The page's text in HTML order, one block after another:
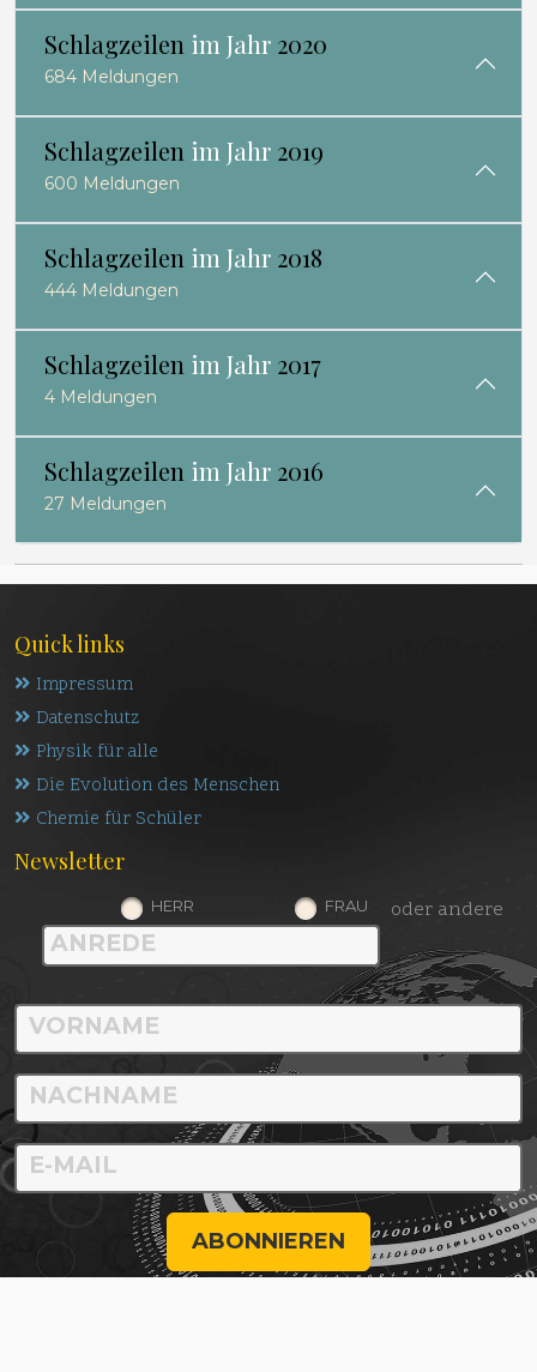
Schlagzeilen im Jahr 2020
684 Meldungen
Schlagzeilen im Jahr 2019
600 Meldungen
Schlagzeilen im Jahr 2018
444 Meldungen
Schlagzeilen im Jahr 2017
4 Meldungen
Schlagzeilen im Jahr 2016
27 Meldungen
Quick links
Impressum
Datenschutz
Physik für alle
Die Evolution des Menschen
Chemie für Schüler
Newsletter
HERR FRAU oder andere
ABONNIEREN